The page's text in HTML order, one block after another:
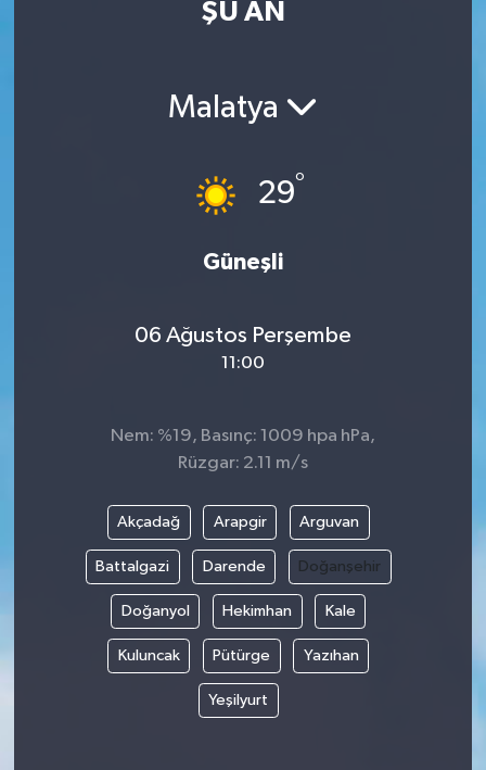
ŞU AN
Malatya
29°
Güneşli
06 Ağustos Perşembe
11:00
Nem: %19, Basınç: 1009 hpa hPa,
Rüzgar: 2.11 m/s
Akçadağ Arapgir Arguvan
Battalgazi Darende Doğanşehir
Doğanyol Hekimhan Kale
Kuluncak Pütürge Yazıhan
Yeşilyurt
Bilim, Teknoloji